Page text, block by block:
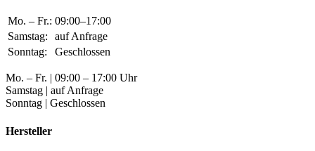
Mo. – Fr.: 09:00–17:00
Samstag:
auf Anfrage
Sonntag:
Geschlossen
Mo. – Fr. | 09:00 – 17:00 Uhr
Samstag | auf Anfrage
Sonntag | Geschlossen
Hersteller